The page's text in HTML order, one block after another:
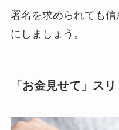
署名を求められても
にしましょう。
「お金見せて」スリ